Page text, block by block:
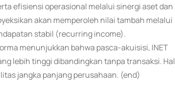
efisiensi operasional melalui sinergi aset dan
akan memperoleh nilai tambah melalui
stabil (recurring income).
menunjukkan bahwa pasca-akuisisi, INET
lebih tinggi dibandingkan tanpa transaksi. Hal
jangka panjang perusahaan. (end)